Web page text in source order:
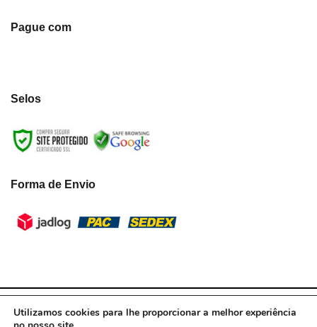
Pague com
Selos
Forma de Envio
LumiLua3D - CNPJ:39.433.787/0001-10 © Todos os direitos reservados.
2021
Utilizamos cookies para lhe proporcionar a melhor experiência